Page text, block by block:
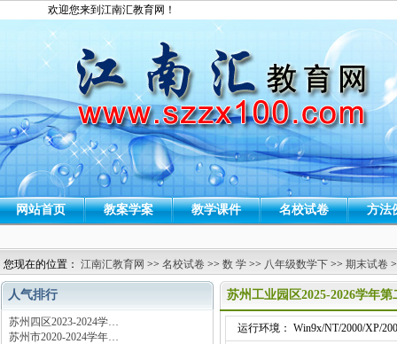
欢迎您来到江南汇教育网！
网站首页 教案学案 教学课件 名校试卷 方法
您现在的位置： 江南汇教育网 >> 名校试卷 >> 数 学 >> 八年级数学下 >> 期末试卷
人气排行
苏州四区2023-2024学…
苏州市2020-2024学年…
苏州工业园区2025-2026学年
运行环境： Win9x/NT/2000/XP/